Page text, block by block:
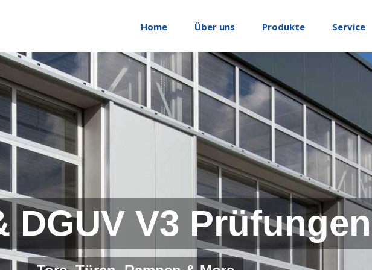
Home Über uns Produkte Service
DGUV V3 Prüfungen